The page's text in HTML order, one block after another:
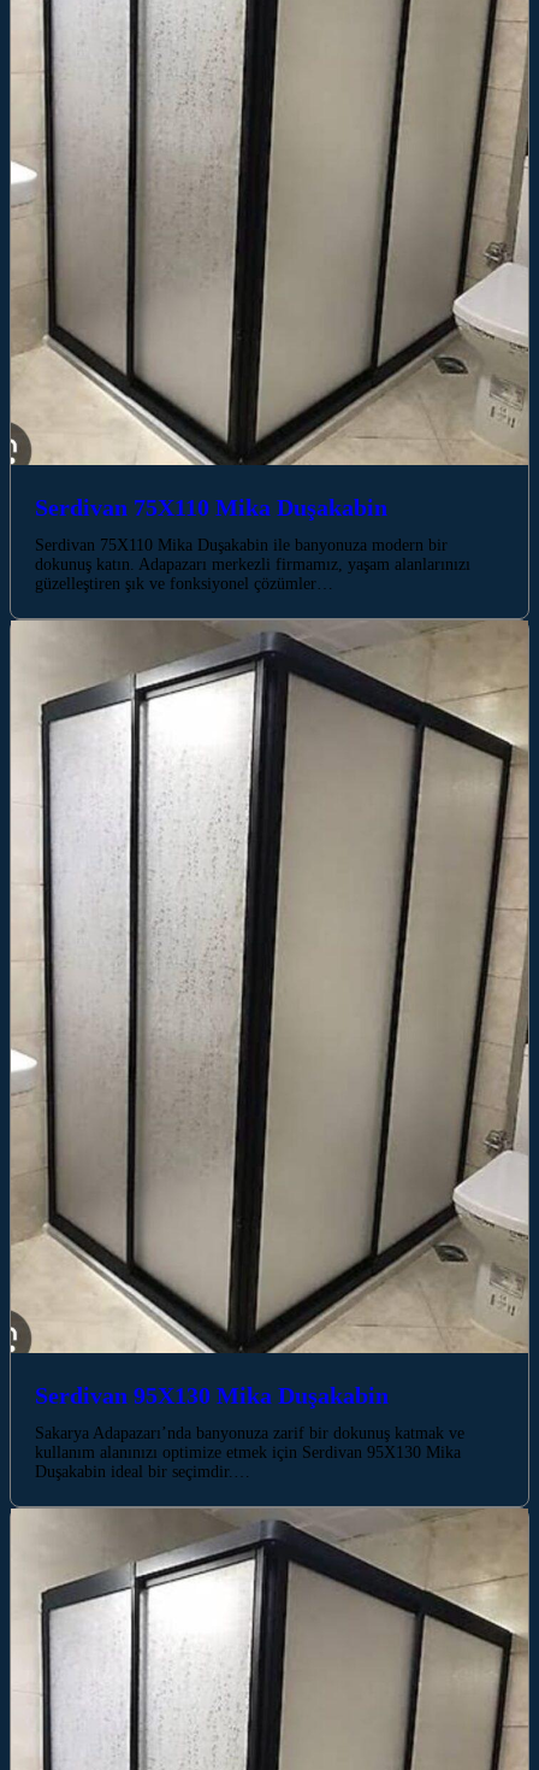
Serdivan 75X110 Mika Duşakabin
Serdivan 75X110 Mika Duşakabin ile banyonuza modern bir
dokunuş katın. Adapazarı merkezli firmamız, yaşam alanlarınızı
güzelleştiren şık ve fonksiyonel çözümler…
Serdivan 95X130 Mika Duşakabin
Sakarya Adapazarı’nda banyonuza zarif bir dokunuş katmak ve
kullanım alanınızı optimize etmek için Serdivan 95X130 Mika
Duşakabin ideal bir seçimdir.…